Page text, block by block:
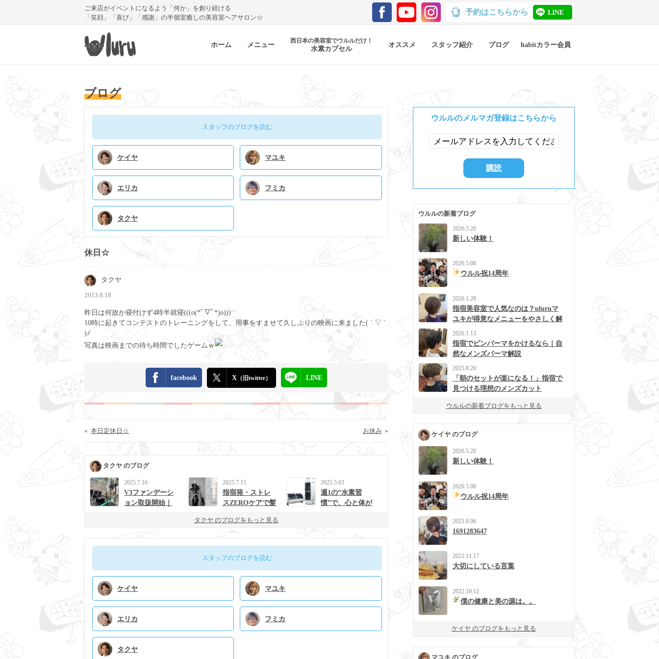
ご来店がイベントになるよう「何か」を創り続ける
「笑顔」「喜び」「感謝」の半個室癒しの美容室ヘアサロン☆
予約はこちらから LINE
ホーム メニュー 西日本の美容室でウルルだけ！
水素カプセル オススメ スタッフ紹介 ブログ habitカラー会員
ブログ
スタッフのブログを読む
ケイヤ マユキ
エリカ フミカ
タクヤ
休日☆
タクヤ
2013.8.18
昨日は何故か寝付けず4時半就寝(((o(*ﾟ▽ﾟ*)o)))
10時に起きてコンテストのトレーニングをして、用事をすませて久しぶりの映画に来ました( ´ ▽ `
)ﾉ
写真は映画までの待ち時間でしたゲームｗ
facebook X （旧twitter） LINE
« 本日定休日☆ »
お休み
タクヤ のブログ
2025.7.16
V3ファンデーシ
ョン取扱開始｜
2025.7.15
指宿発・ストレ
スZEROケアで髪
uの新提案
2025.5.03
週1の“水素習
慣”で、心と体が
タクヤ のブログをもっと見る
スタッフのブログを読む
ケイヤ マユキ
エリカ フミカ
タクヤ
ウルルのメルマガ登録はこちらから
ウルルの新着ブログ
2026.5.20
新しい体験！
2026.5.08
ウルル祝14周年
2026.1.28
指宿美容室で人気なのは？uluruマ
ユキが得意なメニューをやさしく解
2026.1.13
指宿でピンパーマをかけるなら｜自
然なメンズパーマ解説
2025.8.20
「朝のセットが楽になる！」指宿で
見つける理想のメンズカット
ウルルの新着ブログをもっと見る
ケイヤ のブログ
2026.5.20
新しい体験！
2026.5.08
ウルル祝14周年
2023.8.06
1691283647
2022.11.17
大切にしている言葉
2022.10.12
僕の健康と美の源は。。
ケイヤ のブログをもっと見る
マユキ のブログ